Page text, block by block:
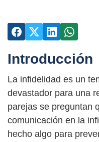
Introducción
La infidelidad es un
devastador para una
parejas se preguntan
comunicación en la
hecho algo para